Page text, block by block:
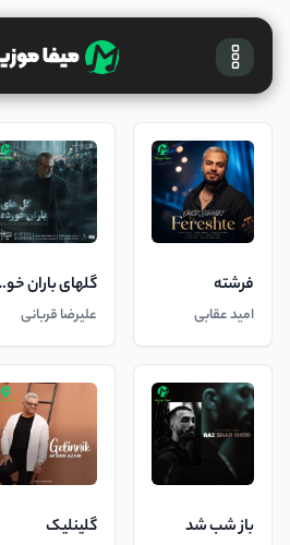
فرشته
امید عقابی علیرضا قربانی
باز شب شد گلینلیک